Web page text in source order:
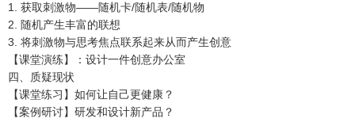
1. 获取刺激物——随机卡/随机表/随机物
2. 随机产生丰富的联想
3. 将刺激物与思考焦点联系起来从而产生创意
【课堂演练】：设计一件创意办公室
四、质疑现状
【课堂练习】如何让自己更健康？
【案例研讨】研发和设计新产品？